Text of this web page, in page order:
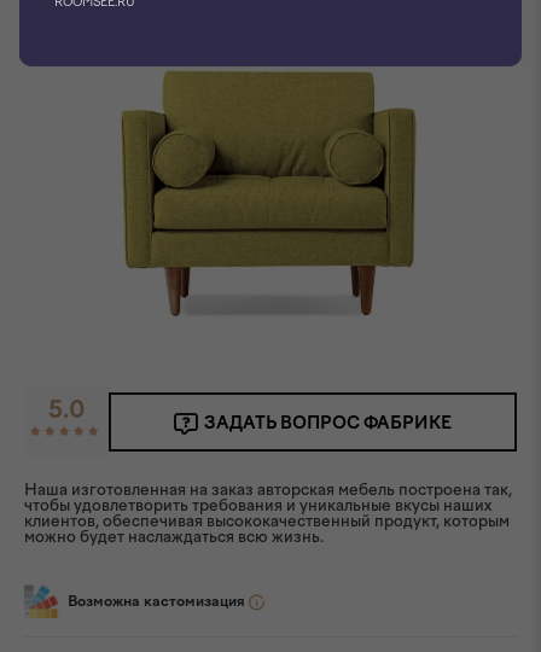
5.0 ЗАДАТЬ ВОПРОС ФАБРИКЕ
Наша изготовленная на заказ авторская мебель построена так,
чтобы удовлетворить требования и уникальные вкусы наших
клиентов, обеспечивая высококачественный продукт, которым
можно будет наслаждаться всю жизнь.
Возможна кастомизация